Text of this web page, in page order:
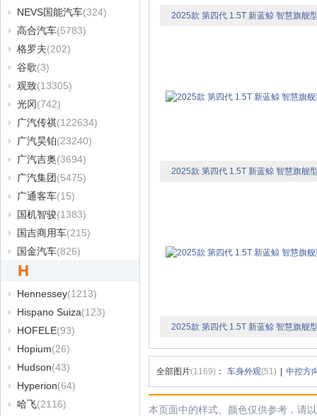
NEVS国能汽车(324)
高合汽车(5783)
格罗夫(202)
谷歌(3)
观致(13305)
光冈(742)
广汽传祺(122634)
广汽昊铂(23240)
广汽吉奥(3694)
广汽集团(5475)
广通客车(15)
国机智骏(1383)
国吉商用车(215)
国金汽车(826)
H
Hennessey(1213)
Hispano Suiza(123)
HOFELE(93)
Hopium(26)
Hudson(43)
Hyperion(64)
哈飞(2116)
2025款 第四代 1.5T 新蓝鲸 智慧旗舰
2025款 第四代 1.5T 新蓝鲸 智慧旗舰
2025款 第四代 1.5T 新蓝鲸 智慧旗舰
全部图片(1169) ： 车身外观(51) 中控方
本页面中的样式、颜色仅供参考，请